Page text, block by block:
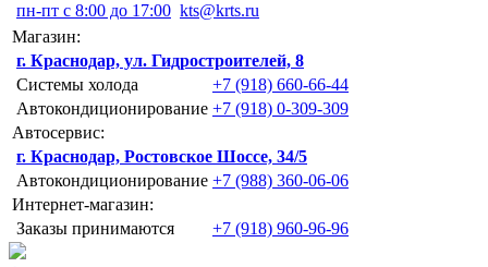
пн-пт с 8:00 до 17:00 kts@krts.ru
Магазин:
г. Краснодар, ул. Гидростроителей, 8
Системы холода
+7 (918) 660-66-44
Автокондиционирование +7 (918) 0-309-309
Автосервис:
г. Краснодар, Ростовское Шоссе, 34/5
Автокондиционирование +7 (988) 360-06-06
Интернет-магазин:
Заказы принимаются
+7 (918) 960-96-96